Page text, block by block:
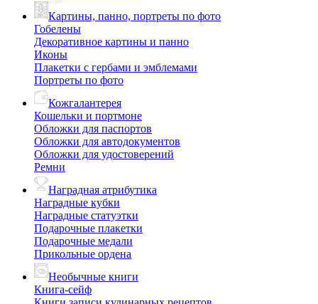
Картины, панно, портреты по фото
Гобелены
Декоративное картины и панно
Иконы
Плакетки с гербами и эмблемами
Портреты по фото
Кожгалантерея
Кошельки и портмоне
Обложки для паспортов
Обложки для автодокументов
Обложки для удостоверений
Ремни
Наградная атрибутика
Наградные кубки
Наградные статуэтки
Подарочные плакетки
Подарочные медали
Прикольные ордена
Необычные книги
Книга-сейф